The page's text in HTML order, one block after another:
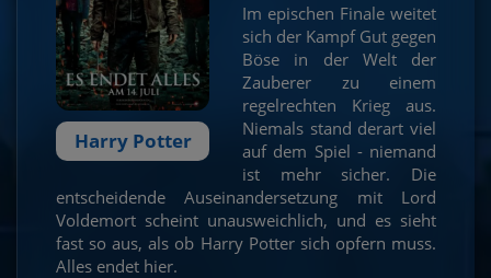
Harry Potter
Im epischen Finale weitet
sich der Kampf Gut gegen
Böse in der Welt der
Zauberer zu einem
regelrechten Krieg aus.
Niemals stand derart viel
auf dem Spiel - niemand
ist mehr sicher. Die
entscheidende Auseinandersetzung mit Lord
Voldemort scheint unausweichlich, und es sieht
fast so aus, als ob Harry Potter sich opfern muss.
Alles endet hier.